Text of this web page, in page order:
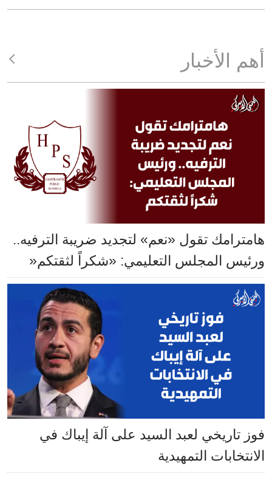
أهم الأخبار
هامترامك تقول «نعم» لتجديد ضريبة الترفيه..
ورئيس المجلس التعليمي: «شكراً لثقتكم«
فوز تاريخي لعبد السيد على آلة إيباك في
الانتخابات التمهيدية